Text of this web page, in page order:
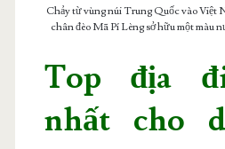
Chảy từ vùng núi Trung Quốc vào Việt
chân đèo Mã Pí Lèng sở hữu một màu
Top địa
nhất cho